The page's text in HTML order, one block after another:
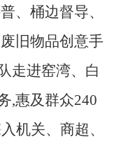
、桶边督导、
旧物品创意手
走进窑湾、白
,惠及群众240
机关、商超、